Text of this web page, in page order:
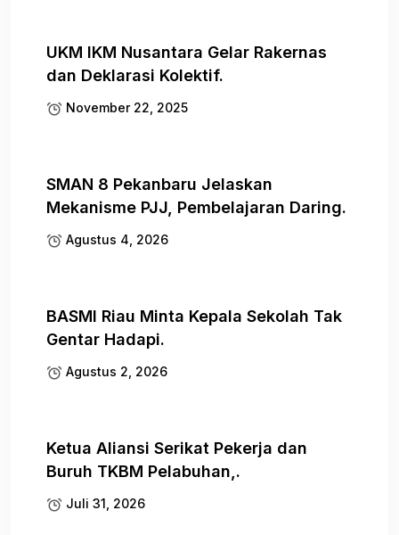
UKM IKM Nusantara Gelar Rakernas
dan Deklarasi Kolektif.
November 22, 2025
SMAN 8 Pekanbaru Jelaskan
Mekanisme PJJ, Pembelajaran Daring.
Agustus 4, 2026
BASMI Riau Minta Kepala Sekolah Tak
Gentar Hadapi.
Agustus 2, 2026
Ketua Aliansi Serikat Pekerja dan
Buruh TKBM Pelabuhan,.
Juli 31, 2026